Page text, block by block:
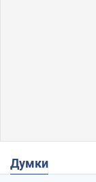
Думки